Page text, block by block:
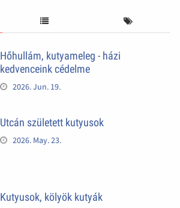
Hőhullám, kutyameleg - házi
kedvenceink cédelme
2026. Jun. 19.
Utcán született kutyusok
2026. May. 23.
Kutyusok, kölyök kutyák